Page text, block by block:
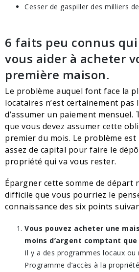
Cesser de gaspiller des milliers
6 faits peu connus
vous aider à acheter
première maison.
Le problème auquel font face la
locataires n’est certainement pas
d’assumer un paiement mensuel.
que vous devez assumer cette
premier du mois. Le problème est
assez de capital pour faire le
propriété qui va vous rester.
Épargner cette somme de départ
difficile que vous pourriez le
connaissance des six points
Vous pouvez acheter une
moins d’argent comptant que
Il y a des programmes locaux ou
Programme d’accès à la